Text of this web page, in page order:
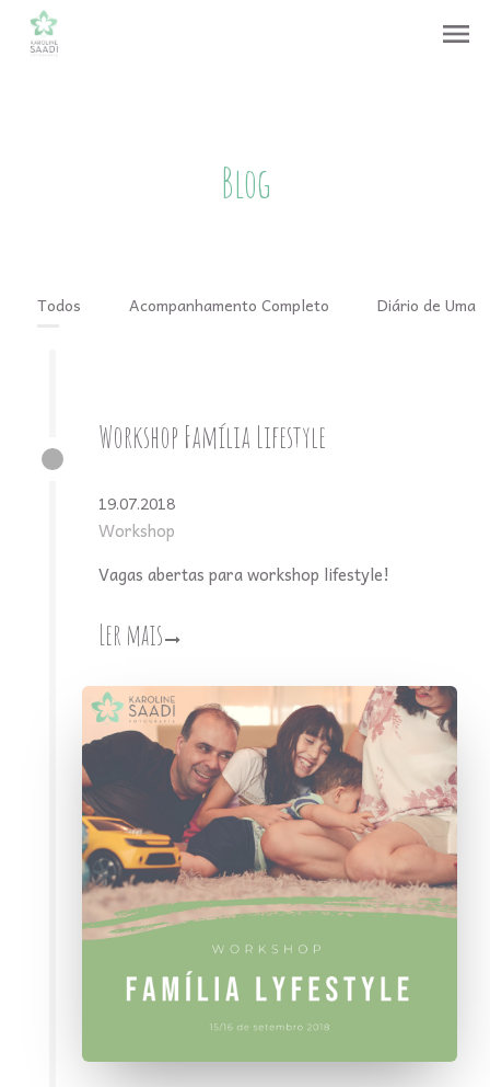
menu
Blog
Todos Acompanhamento Completo Diário de Uma
Workshop Família Lifestyle
19.07.2018
Workshop
Vagas abertas para workshop lifestyle!
Ler mais